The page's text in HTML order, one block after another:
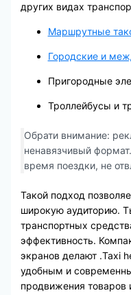
других видах
Маршрутные
Городские и
Пригородные
Троллейбусы и
Обрати внимание:
ненавязчивый
время поездки, не
Такой подход
широкую аудиторию.
транспортных
эффективность.
экранов делают .Taxi
удобным и
продвижения товаров